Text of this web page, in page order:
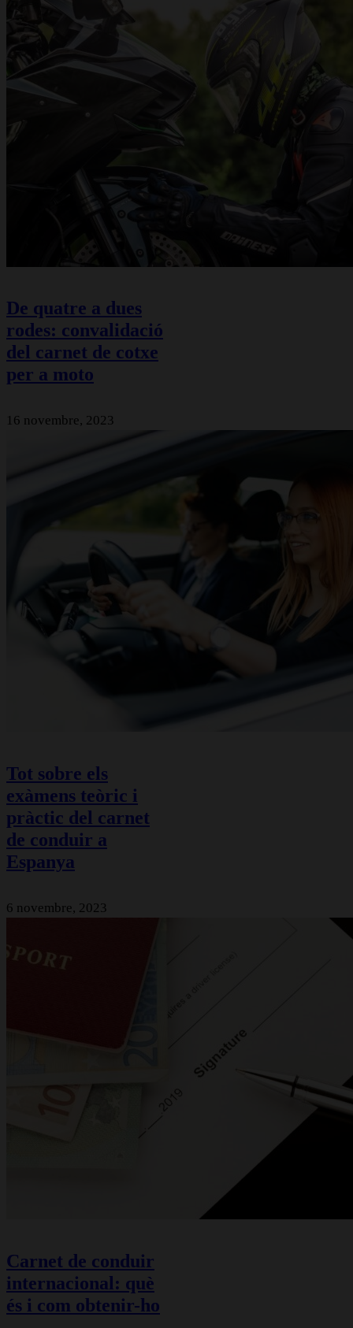
De quatre a dues
rodes: convalidació
del carnet de cotxe
per a moto
16 novembre, 2023
Tot sobre els
exàmens teòric i
pràctic del carnet
de conduir a
Espanya
6 novembre, 2023
Carnet de conduir
internacional: què
és i com obtenir-ho